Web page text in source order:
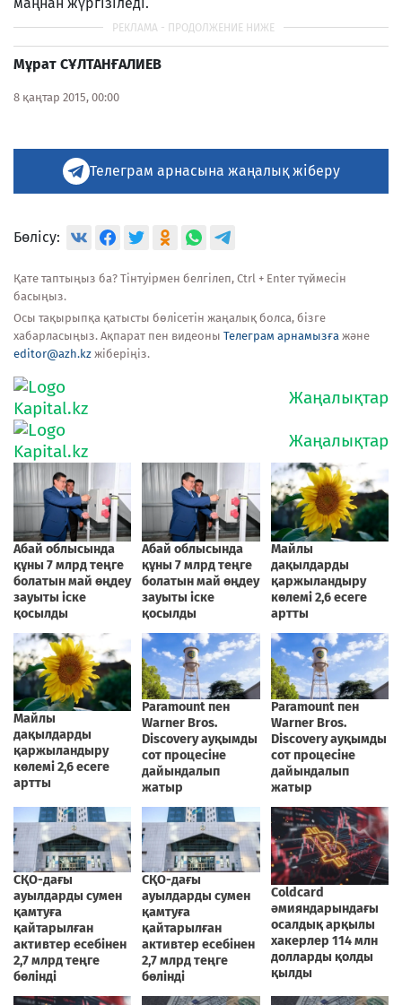
маңнан жүргізіледі.
Мұрат СҰЛТАНҒАЛИЕВ
8 қаңтар 2015, 00:00
Телеграм арнасына жаңалық жіберу
Бөлісу:
Қате таптыңыз ба? Тінтуірмен белгілеп, Ctrl + Enter түймесін
басыңыз.
Осы тақырыпқа қатысты бөлісетін жаңалық болса, бізге
хабарласыңыз. Ақпарат пен видеоны Телеграм арнамызға және
editor@azh.kz жіберіңіз.